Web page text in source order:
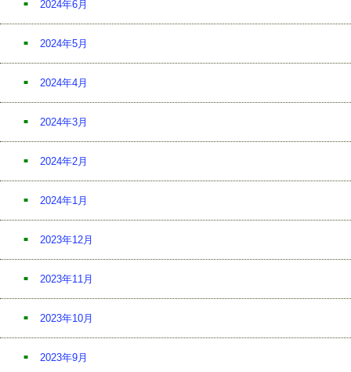
2024年6月
2024年5月
2024年4月
2024年3月
2024年2月
2024年1月
2023年12月
2023年11月
2023年10月
2023年9月